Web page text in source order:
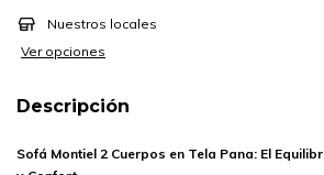
Nuestros locales
Ver opciones
Descripción
Sofá Montiel 2 Cuerpos en Tela Pana: El